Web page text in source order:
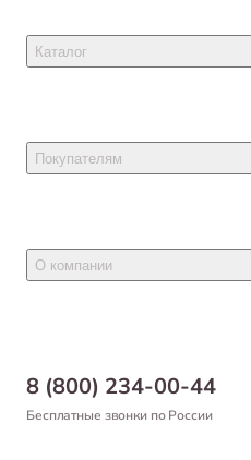
8 (800) 234-00-44
Бесплатные звонки по России
Каталог
Товары для собак
Товары для птиц
Покупателям
Новости
Самовывоз
Оформление заказа
О компании
Благотворительный фонд